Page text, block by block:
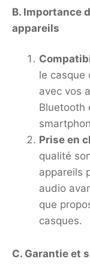
B. Importance
appareils
le casque
avec vos
Bluetooth
Prise en
qualité
appareils
audio
que
casques.
C. Garantie et